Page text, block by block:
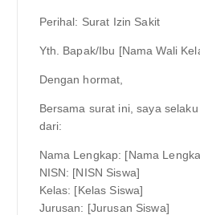
Perihal: Surat Izin Sakit
Yth. Bapak/Ibu [Nama Wali
Dengan hormat,
Bersama surat ini, saya
dari:
Nama Lengkap: [Nama
NISN: [NISN Siswa]
Kelas: [Kelas Siswa]
Jurusan: [Jurusan Siswa]